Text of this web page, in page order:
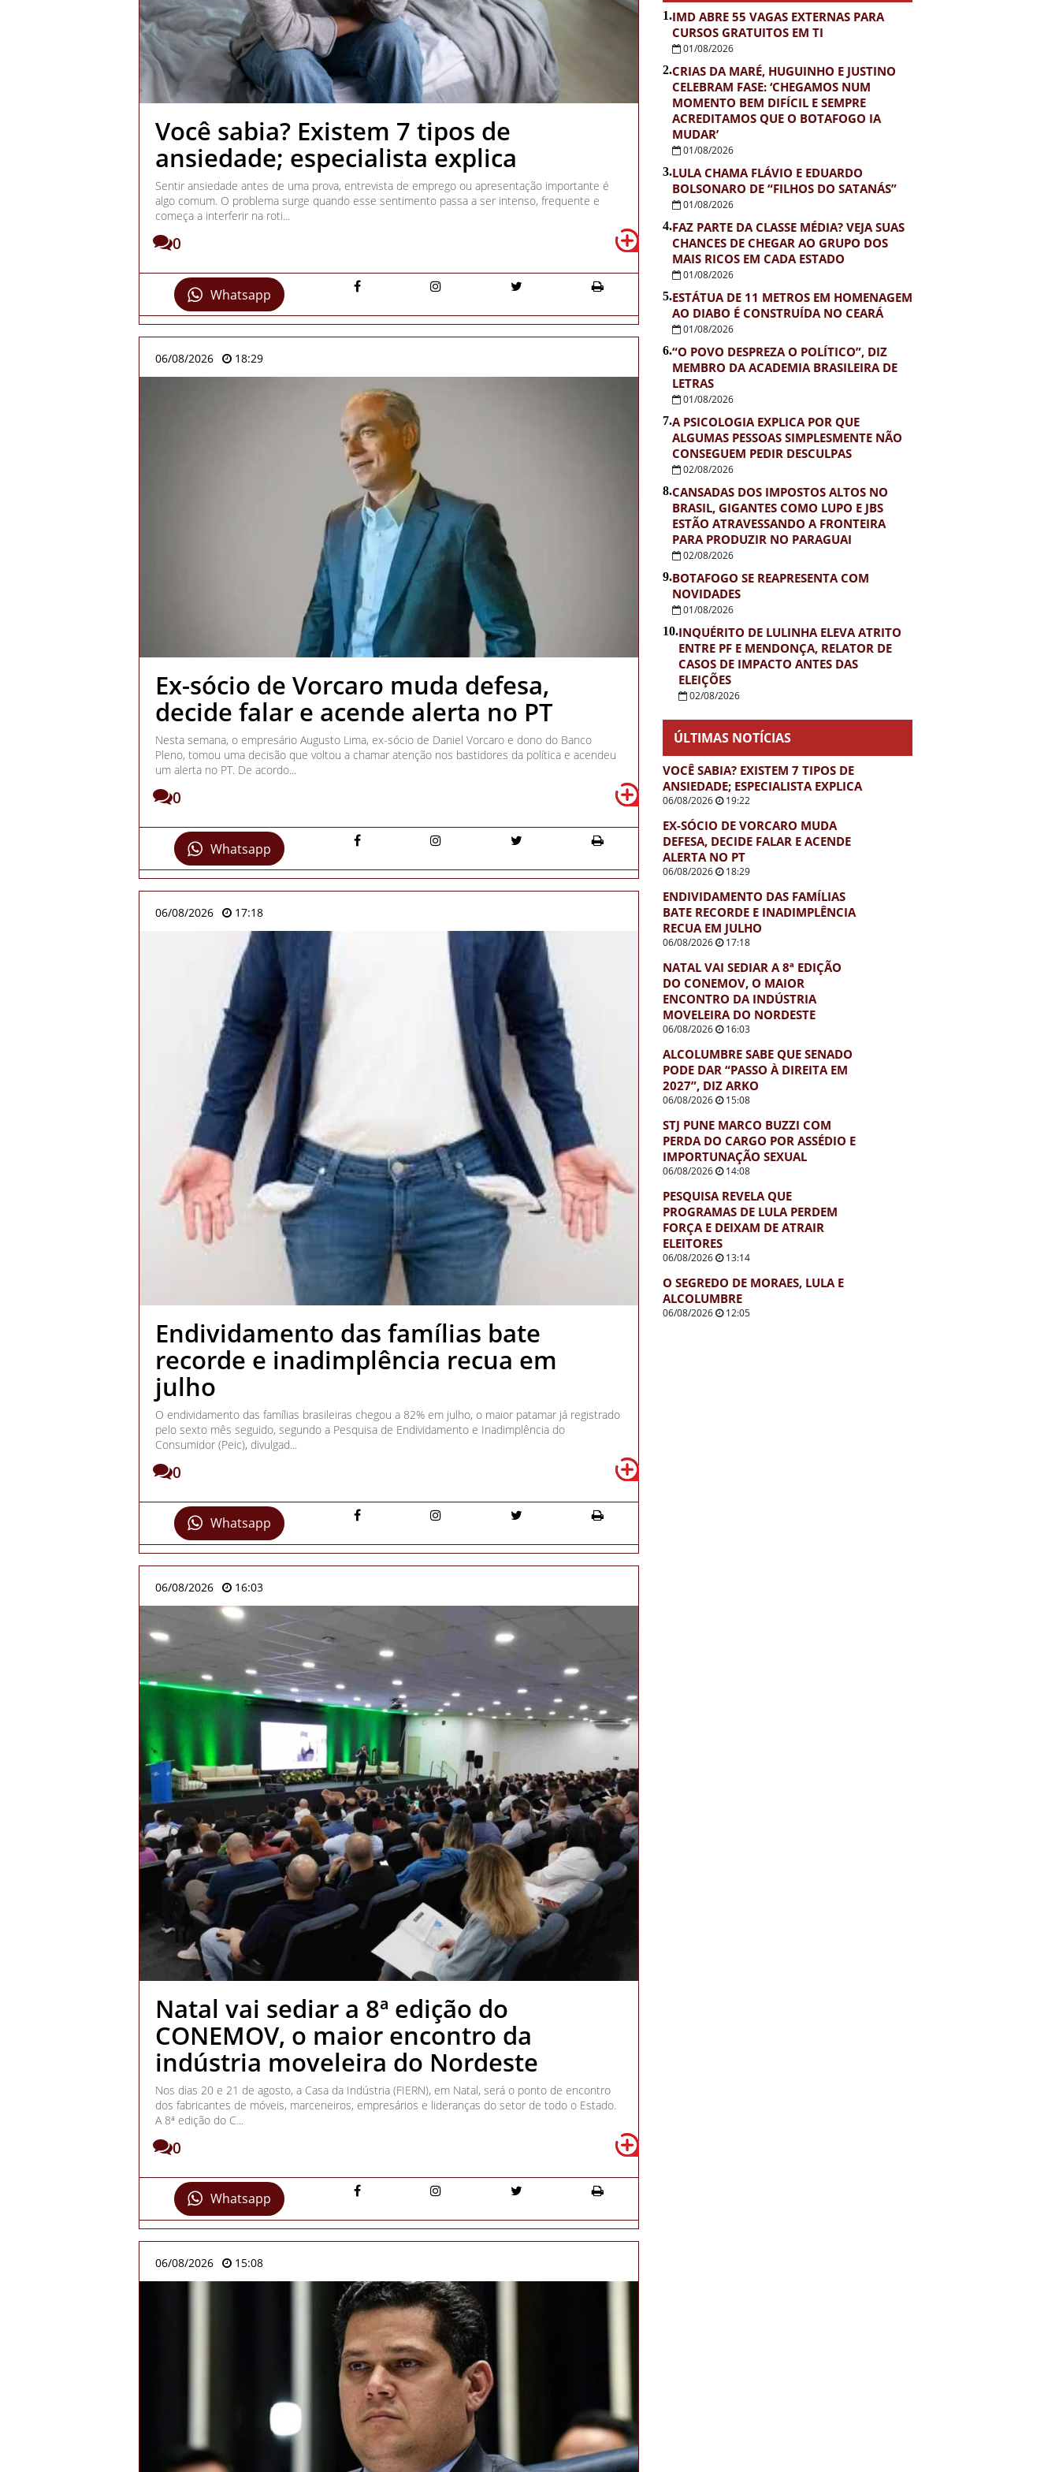
Você sabia? Existem 7 tipos de
ansiedade; especialista explica
Sentir ansiedade antes de uma prova, entrevista de emprego ou apresentação importante é
algo comum. O problema surge quando esse sentimento passa a ser intenso, frequente e
começa a interferir na roti...
0
Whatsapp
06/08/2026 18:29
Ex-sócio de Vorcaro muda defesa,
decide falar e acende alerta no PT
Nesta semana, o empresário Augusto Lima, ex-sócio de Daniel Vorcaro e dono do Banco
Pleno, tomou uma decisão que voltou a chamar atenção nos bastidores da política e acendeu
um alerta no PT. De acordo...
0
Whatsapp
06/08/2026 17:18
Endividamento das famílias bate
recorde e inadimplência recua em
julho
O endividamento das famílias brasileiras chegou a 82% em julho, o maior patamar já registrado
pelo sexto mês seguido, segundo a Pesquisa de Endividamento e Inadimplência do
Consumidor (Peic), divulgad...
0
Whatsapp
06/08/2026 16:03
Natal vai sediar a 8ª edição do
CONEMOV, o maior encontro da
indústria moveleira do Nordeste
Nos dias 20 e 21 de agosto, a Casa da Indústria (FIERN), em Natal, será o ponto de encontro
dos fabricantes de móveis, marceneiros, empresários e lideranças do setor de todo o Estado.
A 8ª edição do C...
0
Whatsapp
06/08/2026 15:08
1.IMD ABRE 55 VAGAS EXTERNAS PARA
CURSOS GRATUITOS EM TI
01/08/2026
2.CRIAS DA MARÉ, HUGUINHO E JUSTINO
CELEBRAM FASE: ‘CHEGAMOS NUM
MOMENTO BEM DIFÍCIL E SEMPRE
ACREDITAMOS QUE O BOTAFOGO IA
MUDAR’
01/08/2026
3.LULA CHAMA FLÁVIO E EDUARDO
BOLSONARO DE “FILHOS DO SATANÁS”
01/08/2026
4.FAZ PARTE DA CLASSE MÉDIA? VEJA SUAS
CHANCES DE CHEGAR AO GRUPO DOS
MAIS RICOS EM CADA ESTADO
01/08/2026
5.ESTÁTUA DE 11 METROS EM HOMENAGEM
AO DIABO É CONSTRUÍDA NO CEARÁ
01/08/2026
6.“O POVO DESPREZA O POLÍTICO”, DIZ
MEMBRO DA ACADEMIA BRASILEIRA DE
LETRAS
01/08/2026
7.A PSICOLOGIA EXPLICA POR QUE
ALGUMAS PESSOAS SIMPLESMENTE NÃO
CONSEGUEM PEDIR DESCULPAS
02/08/2026
8.CANSADAS DOS IMPOSTOS ALTOS NO
BRASIL, GIGANTES COMO LUPO E JBS
ESTÃO ATRAVESSANDO A FRONTEIRA
PARA PRODUZIR NO PARAGUAI
02/08/2026
9.BOTAFOGO SE REAPRESENTA COM
NOVIDADES
01/08/2026
10.INQUÉRITO DE LULINHA ELEVA ATRITO
ENTRE PF E MENDONÇA, RELATOR DE
CASOS DE IMPACTO ANTES DAS
ELEIÇÕES
02/08/2026
ÚLTIMAS NOTÍCIAS
VOCÊ SABIA? EXISTEM 7 TIPOS DE
ANSIEDADE; ESPECIALISTA EXPLICA
06/08/2026 19:22
EX-SÓCIO DE VORCARO MUDA
DEFESA, DECIDE FALAR E ACENDE
ALERTA NO PT
06/08/2026 18:29
ENDIVIDAMENTO DAS FAMÍLIAS
BATE RECORDE E INADIMPLÊNCIA
RECUA EM JULHO
06/08/2026 17:18
NATAL VAI SEDIAR A 8ª EDIÇÃO
DO CONEMOV, O MAIOR
ENCONTRO DA INDÚSTRIA
MOVELEIRA DO NORDESTE
06/08/2026 16:03
ALCOLUMBRE SABE QUE SENADO
PODE DAR “PASSO À DIREITA EM
2027”, DIZ ARKO
06/08/2026 15:08
STJ PUNE MARCO BUZZI COM
PERDA DO CARGO POR ASSÉDIO E
IMPORTUNAÇÃO SEXUAL
06/08/2026 14:08
PESQUISA REVELA QUE
PROGRAMAS DE LULA PERDEM
FORÇA E DEIXAM DE ATRAIR
ELEITORES
06/08/2026 13:14
O SEGREDO DE MORAES, LULA E
ALCOLUMBRE
06/08/2026 12:05